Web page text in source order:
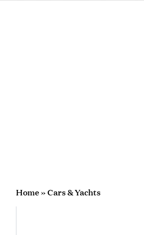
Home»Cars & Yachts